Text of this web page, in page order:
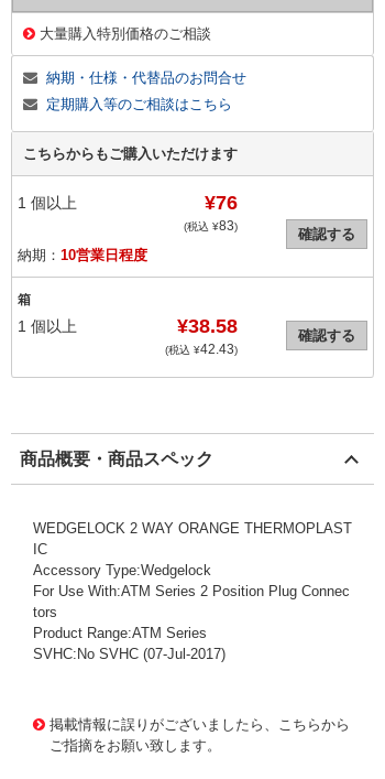
大量購入特別価格のご相談
納期・仕様・代替品のお問合せ
定期購入等のご相談はこちら
こちらからもご購入いただけます
1 個以上 ¥76
(税込 ¥83)
納期： 10営業日程度
確認する
箱
1 個以上 ¥38.58
(税込 ¥42.43)
確認する
商品概要・商品スペック
WEDGELOCK 2 WAY ORANGE THERMOPLAST
IC
Accessory Type:Wedgelock
For Use With:ATM Series 2 Position Plug Connec
tors
Product Range:ATM Series
SVHC:No SVHC (07-Jul-2017)
掲載情報に誤りがございましたら、こちらから
ご指摘をお願い致します。